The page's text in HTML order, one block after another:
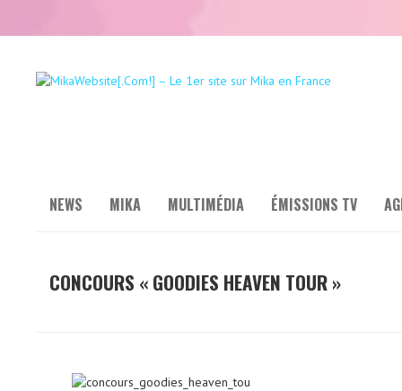
NEWS MIKA MULTIMÉDIA ÉMISSIONS TV
CONCOURS « GOODIES HEAVEN TOUR »